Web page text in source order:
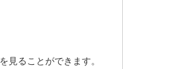
を見ることができます。